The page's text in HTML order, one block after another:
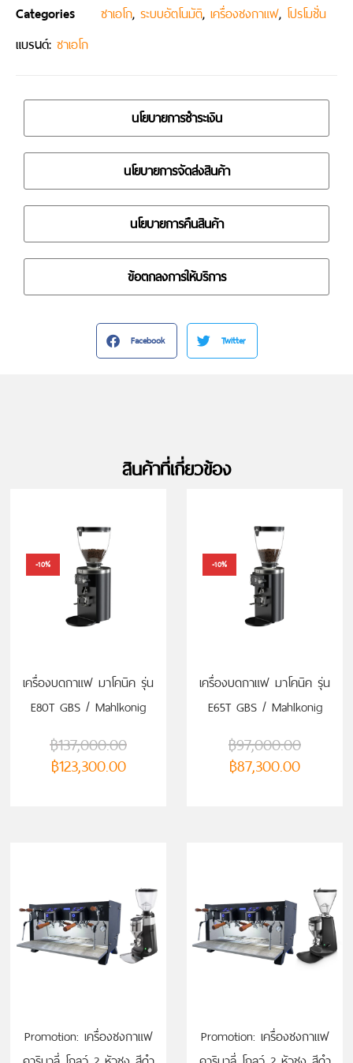
Categories ซาเอโก, ระบบอัตโนมัติ, เครื่องชงกาแฟ, โปรโมชั่น
แบรนด์: ซาเอโก
นโยบายการชำระเงิน
นโยบายการจัดส่งสินค้า
นโยบายการคืนสินค้า
ข้อตกลงการให้บริการ
Facebook Twitter
สินค้าที่เกี่ยวข้อง
-10%
เครื่องบดกาแฟ มาโคนิค รุ่น
E80T GBS / Mahlkonig
฿137,000.00
฿123,300.00
-10%
เครื่องบดกาแฟ มาโคนิค รุ่น
E65T GBS / Mahlkonig
฿97,000.00
฿87,300.00
Promotion: เครื่องชงกาแฟ
Promotion: เครื่องชงกาแฟ